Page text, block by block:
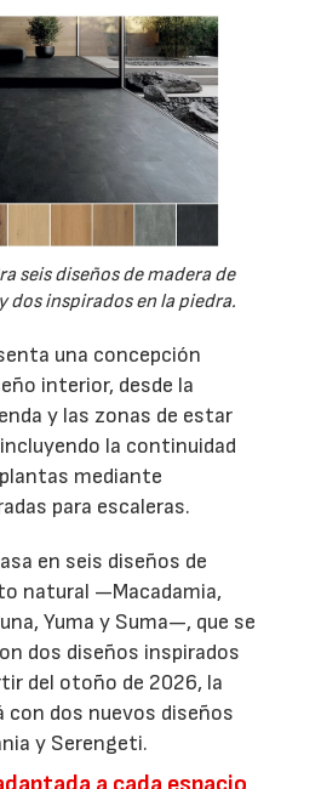
seis diseños de madera de
dos inspirados en la piedra.
una concepción
interior, desde la
y las zonas de estar
la continuidad
mediante
para escaleras.
en seis diseños de
natural —Macadamia,
Yuma y Suma—, que se
dos diseños inspirados
del otoño de 2026, la
con dos nuevos diseños
y Serengeti.